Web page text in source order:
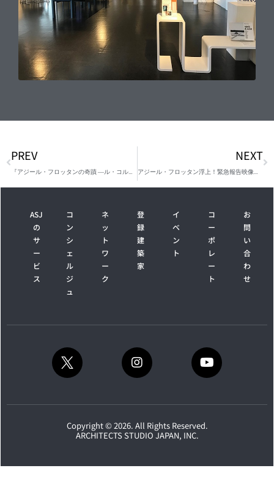
PREV
『アジール・フロッタンの奇蹟 ―ル・コルビュジエの浮かぶ建築―』出版記念会
NEXT
アジール・フロッタン浮上！緊急報告映像展 in TOKYO
ASJ
の
サ
ー
ビ
ス
コ
ン
シ
ェ
ル
ジ
ュ
ネ
ッ
ト
ワ
ー
ク
登
録
建
築
家
イ
ベ
ン
ト
コ
ー
ポ
レ
ー
ト
お
問
い
合
わ
せ
Copyright © 2026. All Rights Reserved.
ARCHITECTS STUDIO JAPAN, INC.